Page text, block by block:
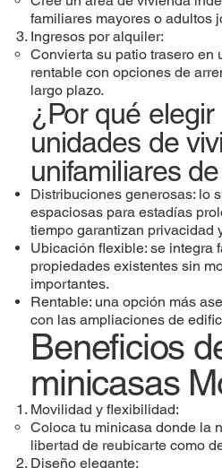
familiares mayores o adultos
Ingresos por alquiler:
Convierta su patio trasero en
rentable con opciones de
largo plazo.
¿Por qué elegir
unidades de
unifamiliares
Distribuciones generosas: lo
espaciosas para estadías
tiempo garantizan privacidad
Ubicación flexible: se integra
propiedades existentes sin
importantes.
Rentable: una opción más
con las ampliaciones de
Beneficios
minicasas
Movilidad y flexibilidad:
Coloca tu minicasa donde la
libertad de reubicarte como
Diseño elegante: